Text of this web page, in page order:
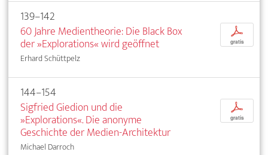
139–142
60 Jahre Medientheorie: Die Black Box
der »Explorations« wird geöffnet
Erhard Schüttpelz
p
gratis
144–154
Sigfried Giedion und die
»Explorations«. Die anonyme
Geschichte der Medien-Architektur
Michael Darroch
p
gratis